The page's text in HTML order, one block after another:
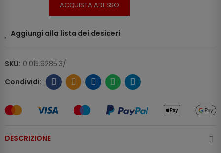
ACQUISTA ADESSO
Aggiungi alla lista dei desideri
SKU: 0.015.9285.3/
DESCRIZIONE